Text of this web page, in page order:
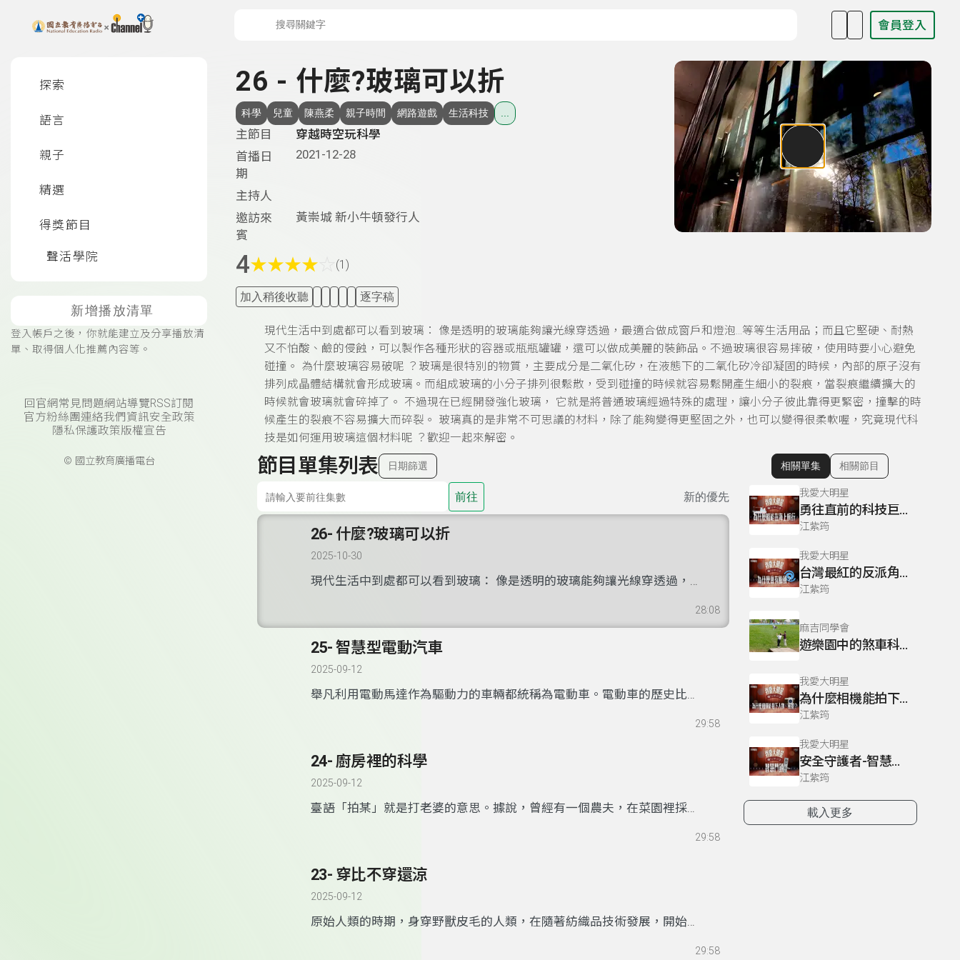
上方功能區塊 會員登入
探索
語言
親子
精選
得獎節目
聲活學院
新增播放清單
登入帳戶之後，你就能建立及分享播放清
單、取得個人化推薦內容等。
回官網常見問題網站導覽RSS訂閱
官方粉絲團連絡我們 資訊安全政策
隱私保護政策版權宣告
© 國立教育廣播電台
26 - 什麼?玻璃可以折
科學 兒童 陳燕柔 親子時間 網路遊戲 生活科技
主節目
穿越時空玩科學
首播日
期
2021-12-28
主持人
邀訪來
賓
黃崇城 新小牛頓發行人
4★★★★ (1)
加入稍後收聽 逐字稿
現代生活中到處都可以看到玻璃：
像是透明的玻璃能夠讓光線穿透過，最適合做成窗戶和燈泡…等等生活用品；而且它堅硬、耐熱
又不怕酸、鹼的侵蝕，可以製作各種形狀的容器或瓶瓶罐罐，還可以做成美麗的裝飾品。不過玻璃很容易摔破，使用時要小心避免
碰撞。
為什麼玻璃容易破呢 ？玻璃是很特別的物質，主要成分是二氧化矽，在液態下的二氧化矽冷卻凝固的時候，內部的原子沒有
排列成晶體結構就會形成玻璃。而組成玻璃的小分子排列很鬆散，受到碰撞的時候就容易鬆開產生細小的裂痕，當裂痕繼續擴大的
時候就會玻璃就會碎掉了。
不過現在已經開發強化玻璃，
它就是將普通玻璃經過特殊的處理，讓小分子彼此靠得更緊密，撞擊的時
候產生的裂痕不容易擴大而碎裂。
玻璃真的是非常不可思議的材料，除了能夠變得更堅固之外，也可以變得很柔軟喔，究竟現代科
技是如何運用玻璃這個材料呢 ？歡迎一起來解密。
節目單集列表 日期篩選
前往 新的優先
26- 什麼?玻璃可以折
2025-10-30
現代生活中到處都可以看到玻璃： 像是透明的玻璃能夠讓光線穿透過，
呢 ？玻璃是很特別的物質，主要成分是二氧化矽，在液態下的二氧化矽
冷卻凝固的時候，內部的原子沒有排列成晶體結構就會形成玻璃。而組成
玻璃的小分子排列很鬆散，受到碰撞的時候就容易鬆開產生細小的裂痕，
料，除了能夠變得更堅固之外，也可以變得很柔軟喔，究竟現代科技是如
何運用玻璃這個材料呢
28:08
25- 智慧型電動汽車
2025-09-12
舉凡利用電動馬達作為驅動力的車輛都統稱為電動車。電動車的歷史比燃
電動車，使用完不能充電，算是初階電動車，
夫.特魯夫建造了一輛使用鉛酸電池可充電的三輪車，被認為是世界上第
一臺電動車。而隨著電池技術的發展，電動車在十九世紀後期在歐美國家
世紀，因為汽油的價格不斷攀升
與傳統燃油車有什麼差異性
迎大家一起來
29:58
24- 廚房裡的科學
2025-09-12
臺語「拍某」就是打老婆的意思。據說，曾經有一個農夫，在菜園裡採收
桌上的茼蒿只有一小盤，以為是妻子偷吃了，於是發了很大的脾氣，所以
葉中的細胞壁排列整齊並且含有大量的水分，當溫度升高的時候，葉子的
細胞壁會被破壞，水分會流出葉菜會變軟並且縮小，茼蒿和菠菜一樣，都
是加熱後明顯的變小的青菜，所以根本不是農夫的妻子偷吃菜。煮太久的
29:58
23- 穿比不穿還涼
2025-09-12
原始人類的時期，身穿野獸皮毛的人類，在隨著紡織品技術發展，開始穿
後，更是能夠大量生產。過去衣服材料用的紡織品製作起來十分費工，進29:58
顯示相關單集
相關單集 相關節目
我愛大明星
勇往直前的科技巨星-船
江紫筠
我愛大明星
台灣最紅的反派角色-颱風
江紫筠
麻吉同學會
遊樂園中的煞車科學
我愛大明星
為什麼相機能拍下人物、風景？
江紫筠
我愛大明星
安全守護者-智慧門鎖
江紫筠
載入更多